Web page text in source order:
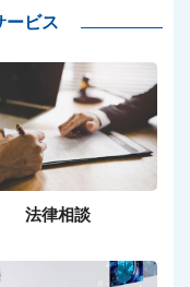
ービス
法律相談